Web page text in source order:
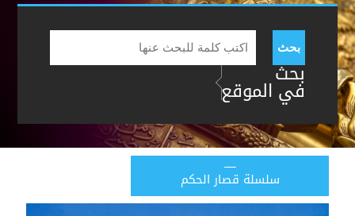
بحث
بحث
في الموقع
سلسلة قصار الحكم